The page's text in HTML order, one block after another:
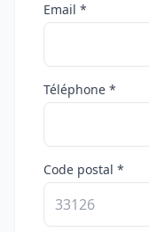
Email *
Téléphone *
Code postal *